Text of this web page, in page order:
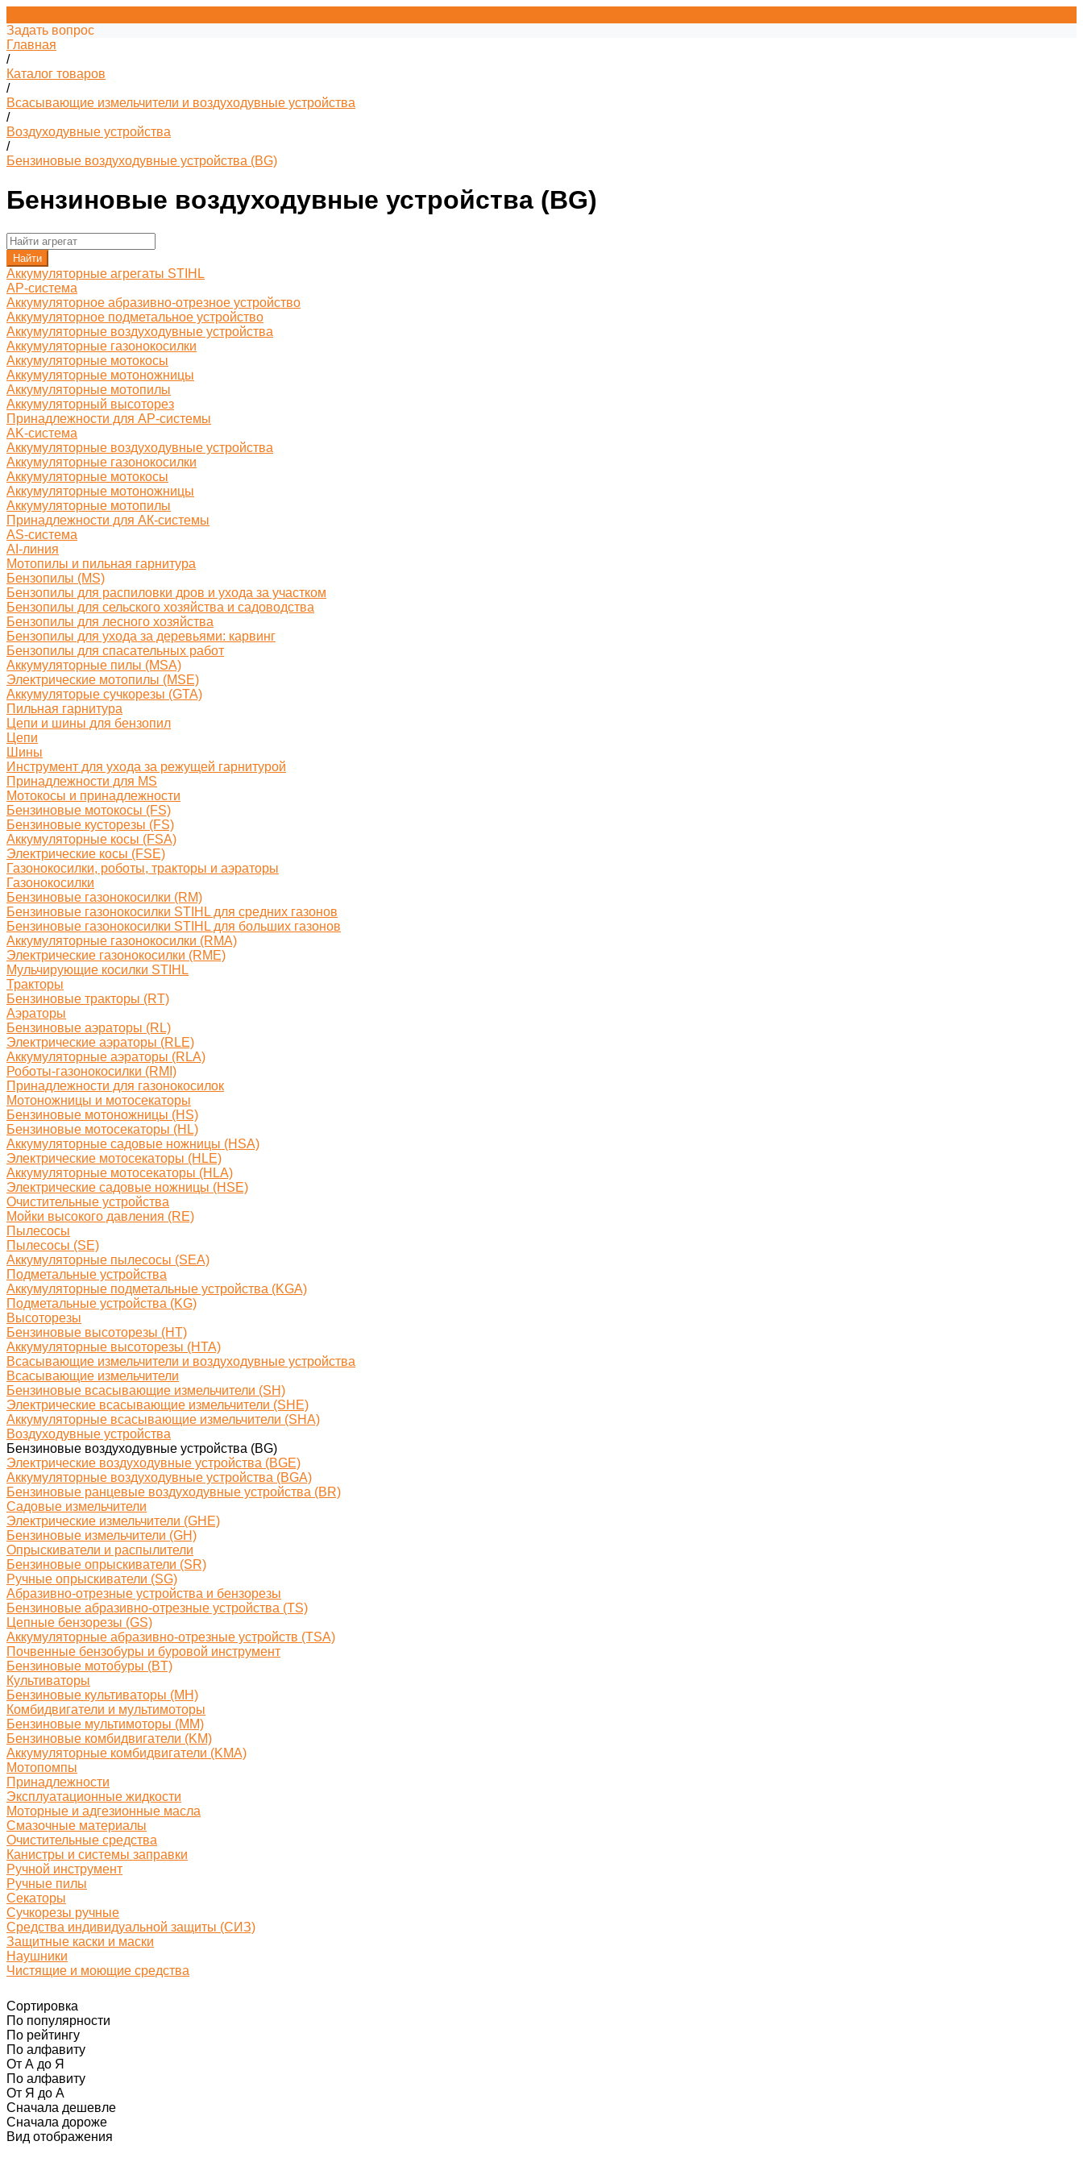
Задать вопрос
Главная
/
Каталог товаров
/
Всасывающие измельчители и воздуходувные устройства
/
Воздуходувные устройства
/
Бензиновые воздуходувные устройства (BG)
Бензиновые воздуходувные устройства (BG)
Найти
Аккумуляторные агрегаты STIHL
AP-система
Аккумуляторное абразивно-отрезное устройство
Аккумуляторное подметальное устройство
Аккумуляторные воздуходувные устройства
Аккумуляторные газонокосилки
Аккумуляторные мотокосы
Аккумуляторные мотоножницы
Аккумуляторные мотопилы
Аккумуляторный высоторез
Принадлежности для AP-системы
AK-система
Аккумуляторные воздуходувные устройства
Аккумуляторные газонокосилки
Аккумуляторные мотокосы
Аккумуляторные мотоножницы
Аккумуляторные мотопилы
Принадлежности для АК-системы
AS-система
AI-линия
Мотопилы и пильная гарнитура
Бензопилы (MS)
Бензопилы для распиловки дров и ухода за участком
Бензопилы для сельского хозяйства и садоводства
Бензопилы для лесного хозяйства
Бензопилы для ухода за деревьями: карвинг
Бензопилы для спасательных работ
Аккумуляторные пилы (MSA)
Электрические мотопилы (MSE)
Аккумуляторые сучкорезы (GTA)
Пильная гарнитура
Цепи и шины для бензопил
Цепи
Шины
Инструмент для ухода за режущей гарнитурой
Принадлежности для MS
Мотокосы и принадлежности
Бензиновые мотокосы (FS)
Бензиновые кусторезы (FS)
Аккумуляторные косы (FSA)
Электрические косы (FSE)
Газонокосилки, роботы, тракторы и аэраторы
Газонокосилки
Бензиновые газонокосилки (RM)
Бензиновые газонокосилки STIHL для средних газонов
Бензиновые газонокосилки STIHL для больших газонов
Аккумуляторные газонокосилки (RMA)
Электрические газонокосилки (RME)
Мульчирующие косилки STIHL
Тракторы
Бензиновые тракторы (RT)
Аэраторы
Бензиновые аэраторы (RL)
Электрические аэраторы (RLE)
Аккумуляторные аэраторы (RLA)
Роботы-газонокосилки (RMI)
Принадлежности для газонокосилок
Мотоножницы и мотосекаторы
Бензиновые мотоножницы (HS)
Бензиновые мотосекаторы (HL)
Аккумуляторные садовые ножницы (HSA)
Электрические мотосекаторы (HLE)
Аккумуляторные мотосекаторы (HLA)
Электрические садовые ножницы (HSE)
Очистительные устройства
Мойки высокого давления (RE)
Пылесосы
Пылесосы (SE)
Аккумуляторные пылесосы (SEA)
Подметальные устройства
Аккумуляторные подметальные устройства (KGA)
Подметальные устройства (KG)
Высоторезы
Бензиновые высоторезы (HT)
Аккумуляторные высоторезы (HTA)
Всасывающие измельчители и воздуходувные устройства
Всасывающие измельчители
Бензиновые всасывающие измельчители (SH)
Электрические всасывающие измельчители (SHE)
Аккумуляторные всасывающие измельчители (SHA)
Воздуходувные устройства
Бензиновые воздуходувные устройства (BG)
Электрические воздуходувные устройства (BGE)
Аккумуляторные воздуходувные устройства (BGA)
Бензиновые ранцевые воздуходувные устройства (BR)
Садовые измельчители
Электрические измельчители (GHE)
Бензиновые измельчители (GH)
Опрыскиватели и распылители
Бензиновые опрыскиватели (SR)
Ручные опрыскиватели (SG)
Абразивно-отрезные устройства и бензорезы
Бензиновые абразивно-отрезные устройства (TS)
Цепные бензорезы (GS)
Аккумуляторные абразивно-отрезные устройств (TSA)
Почвенные бензобуры и буровой инструмент
Бензиновые мотобуры (BT)
Культиваторы
Бензиновые культиваторы (MH)
Комбидвигатели и мультимоторы
Бензиновые мультимоторы (MM)
Бензиновые комбидвигатели (KM)
Аккумуляторные комбидвигатели (KMA)
Мотопомпы
Принадлежности
Эксплуатационные жидкости
Моторные и адгезионные масла
Смазочные материалы
Очистительные средства
Канистры и системы заправки
Ручной инструмент
Ручные пилы
Секаторы
Сучкорезы ручные
Средства индивидуальной защиты (СИЗ)
Защитные каски и маски
Наушники
Чистящие и моющие средства
Сортировка
По популярности
По рейтингу
По алфавиту
От А до Я
По алфавиту
От Я до А
Сначала дешевле
Сначала дороже
Вид отображения